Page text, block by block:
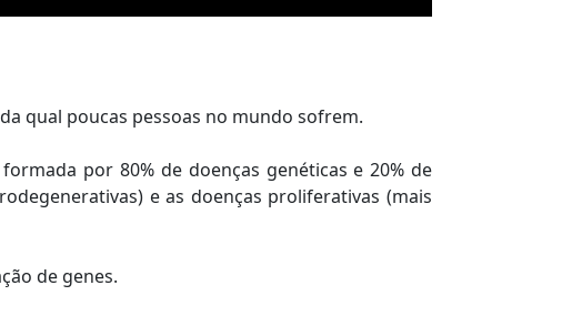
qual poucas pessoas no mundo sofrem.
por 80% de doenças genéticas e 20% de
e as doenças proliferativas (mais
de genes.